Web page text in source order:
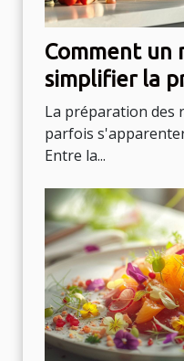
Comment un
simplifier la
repas
La préparation des
parfois
Entre la...